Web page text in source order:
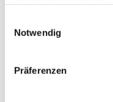
Notwendig
Präferenzen
Haben Sie Lust,
beizusteuern?
Stunden Zeit, um am
Dann melden Sie